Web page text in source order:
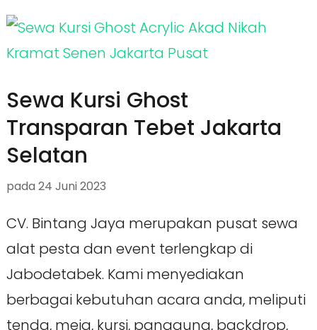
Sewa Kursi Ghost
Transparan Tebet Jakarta
Selatan
pada 24 Juni 2023
CV. Bintang Jaya merupakan pusat sewa
alat pesta dan event terlengkap di
Jabodetabek. Kami menyediakan
berbagai kebutuhan acara anda, meliputi
tenda, meja, kursi, panggung, backdrop,